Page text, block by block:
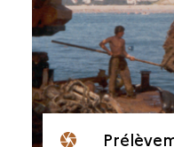
Prélèvement